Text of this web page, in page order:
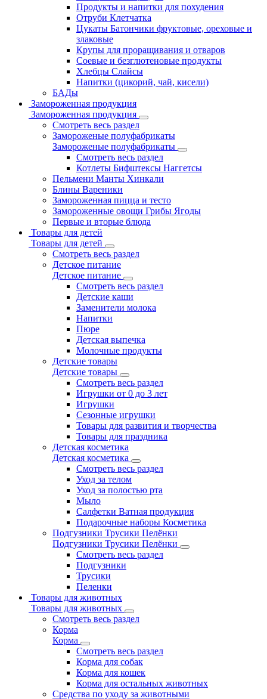
Продукты и напитки для похудения
Отруби Клетчатка
Цукаты Батончики фруктовые, ореховые и
злаковые
Крупы для проращивания и отваров
Соевые и безглютеновые продукты
Хлебцы Слайсы
Напитки (цикорий, чай, кисели)
БАДы
Замороженная продукция
Замороженная продукция
Смотреть весь раздел
Замороженые полуфабрикаты
Замороженые полуфабрикаты
Смотреть весь раздел
Котлеты Бифштексы Наггетсы
Пельмени Манты Хинкали
Блины Вареники
Замороженная пицца и тесто
Замороженные овощи Грибы Ягоды
Первые и вторые блюда
Товары для детей
Товары для детей
Смотреть весь раздел
Детское питание
Детское питание
Смотреть весь раздел
Детские каши
Заменители молока
Напитки
Пюре
Детская выпечка
Молочные продукты
Детские товары
Детские товары
Смотреть весь раздел
Игрушки от 0 до 3 лет
Игрушки
Сезонные игрушки
Товары для развития и творчества
Товары для праздника
Детская косметика
Детская косметика
Смотреть весь раздел
Уход за телом
Уход за полостью рта
Мыло
Салфетки Ватная продукция
Подарочные наборы Косметика
Подгузники Трусики Пелёнки
Подгузники Трусики Пелёнки
Смотреть весь раздел
Подгузники
Трусики
Пеленки
Товары для животных
Товары для животных
Смотреть весь раздел
Корма
Корма
Смотреть весь раздел
Корма для собак
Корма для кошек
Корма для остальных животных
Средства по уходу за животными